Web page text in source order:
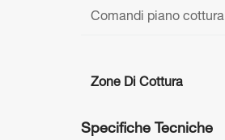
Comandi piano cottura
Zone Di Cottura
Specifiche Tecniche